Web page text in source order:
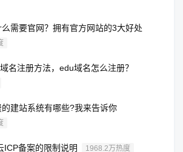
需要官网？拥有官方网站的3大好处
名注册方法，edu域名怎么注册？
建站系统有哪些?我来告诉你
ICP备案的限制说明 1968.2万热度